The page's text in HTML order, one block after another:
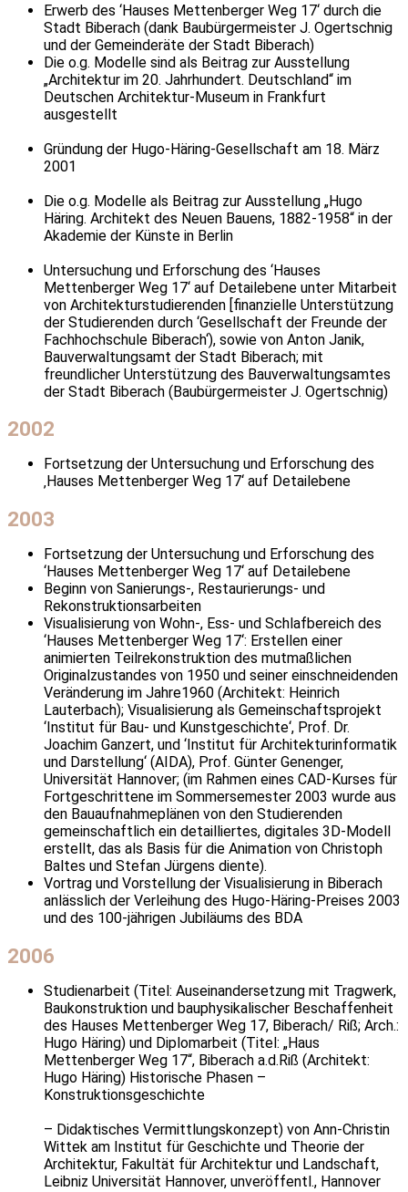
Erwerb des ‘Hauses Mettenberger Weg 17‘ durch die
Stadt Biberach (dank Baubürgermeister J. Ogertschnig
und der Gemeinderäte der Stadt Biberach)
Die o.g. Modelle sind als Beitrag zur Ausstellung
„Architektur im 20. Jahrhundert. Deutschland“ im
Deutschen Architektur-Museum in Frankfurt
ausgestellt
Gründung der Hugo-Häring-Gesellschaft am 18. März
2001
Die o.g. Modelle als Beitrag zur Ausstellung „Hugo
Häring. Architekt des Neuen Bauens, 1882-1958“ in der
Akademie der Künste in Berlin
Untersuchung und Erforschung des ‘Hauses
Mettenberger Weg 17‘ auf Detailebene unter Mitarbeit
von Architekturstudierenden [finanzielle Unterstützung
der Studierenden durch ‘Gesellschaft der Freunde der
Fachhochschule Biberach‘), sowie von Anton Janik,
Bauverwaltungsamt der Stadt Biberach; mit
freundlicher Unterstützung des Bauverwaltungsamtes
der Stadt Biberach (Baubürgermeister J. Ogertschnig)
2002
Fortsetzung der Untersuchung und Erforschung des
‚Hauses Mettenberger Weg 17‘ auf Detailebene
2003
Fortsetzung der Untersuchung und Erforschung des
‘Hauses Mettenberger Weg 17‘ auf Detailebene
Beginn von Sanierungs-, Restaurierungs- und
Rekonstruktionsarbeiten
Visualisierung von Wohn-, Ess- und Schlafbereich des
‘Hauses Mettenberger Weg 17‘: Erstellen einer
animierten Teilrekonstruktion des mutmaßlichen
Originalzustandes von 1950 und seiner einschneidenden
Veränderung im Jahre1960 (Architekt: Heinrich
Lauterbach); Visualisierung als Gemeinschaftsprojekt
‘Institut für Bau- und Kunstgeschichte‘, Prof. Dr.
Joachim Ganzert, und ‘Institut für Architekturinformatik
und Darstellung‘ (AIDA), Prof. Günter Genenger,
Universität Hannover; (im Rahmen eines CAD-Kurses für
Fortgeschrittene im Sommersemester 2003 wurde aus
den Bauaufnahmeplänen von den Studierenden
gemeinschaftlich ein detailliertes, digitales 3D-Modell
erstellt, das als Basis für die Animation von Christoph
Baltes und Stefan Jürgens diente).
Vortrag und Vorstellung der Visualisierung in Biberach
anlässlich der Verleihung des Hugo-Häring-Preises 2003
und des 100-jährigen Jubiläums des BDA
2006
Studienarbeit (Titel: Auseinandersetzung mit Tragwerk,
Baukonstruktion und bauphysikalischer Beschaffenheit
des Hauses Mettenberger Weg 17, Biberach/ Riß; Arch.:
Hugo Häring) und Diplomarbeit (Titel: „Haus
Mettenberger Weg 17“, Biberach a.d.Riß (Architekt:
Hugo Häring) Historische Phasen –
Konstruktionsgeschichte
– Didaktisches Vermittlungskonzept) von Ann-Christin
Wittek am Institut für Geschichte und Theorie der
Architektur, Fakultät für Architektur und Landschaft,
Leibniz Universität Hannover, unveröffentl., Hannover